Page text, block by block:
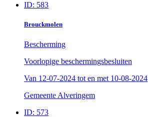
ID: 583
Brouckmolen
Bescherming
Voorlopige beschermingsbesluiten
Van 12-07-2024 tot en met 10-08-2024
Gemeente Alveringem
ID: 573